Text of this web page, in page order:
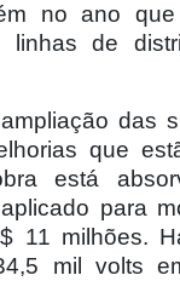
no ano
linhas de
das
que
está
para
11 milhões.
mil volts